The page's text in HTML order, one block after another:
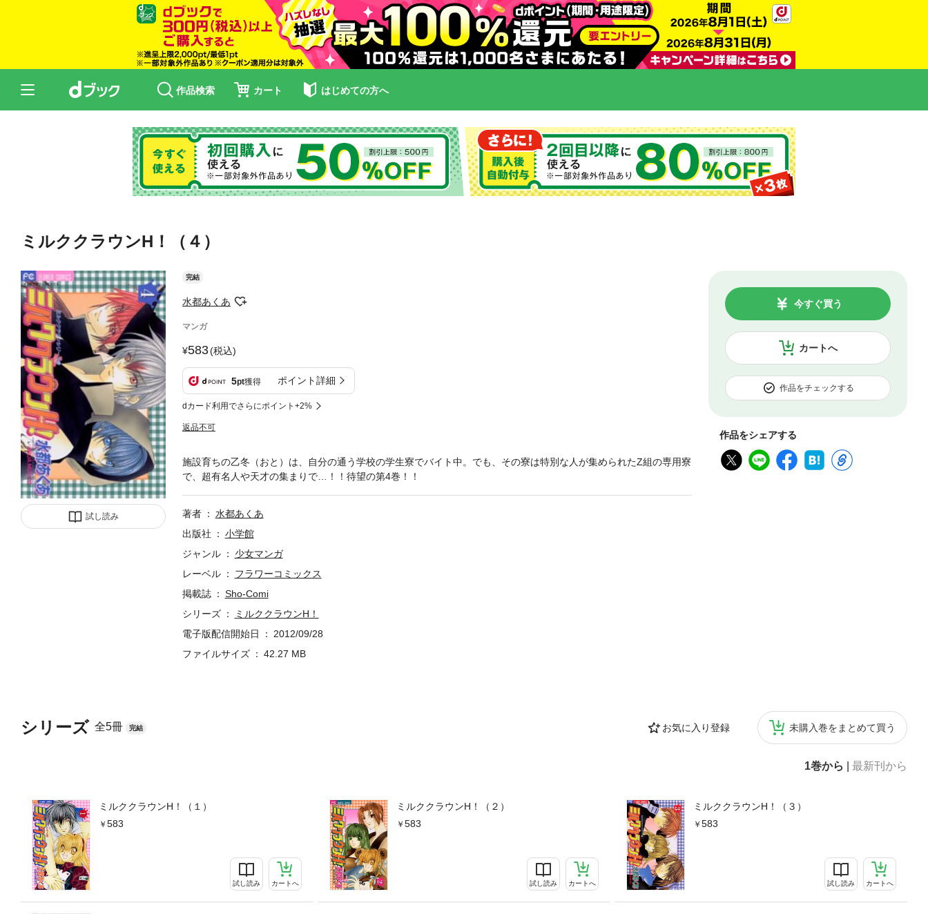
作品検索 カート はじめての方へ
ミルククラウンH！（４）
試し読み
完結
水都あくあ
マンガ
583(税込)
5pt獲得 ポイント詳細
dカード利用でさらにポイント+2%
返品不可
カートへ
今すぐ買う
作品をチェックする
作品をシェアする
シリーズ 全5冊 完結 お気に入り登録 未購入巻をまとめて買う
1巻から 最新刊から
ミルククラウンH！（１）
583
試し読み カートへ
ミルククラウンH！（２）
583
試し読み カートへ
ミルククラウンH！（３）
583
試し読み カートへ
施設育ちの乙冬（おと）は、自分の通う学校の学生寮でバイト中。でも、その寮は特別な人が集められたZ組の専用寮
で、超有名人や天才の集まりで…！！待望の第4巻！！
著者
水都あくあ
出版社
小学館
ジャンル
少女マンガ
レーベル
フラワーコミックス
掲載誌
Sho-Comi
シリーズ
ミルククラウンH！
電子版配信開始日
2012/09/28
ファイルサイズ
42.27 MB